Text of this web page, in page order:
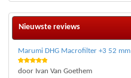
Nieuwste reviews
Marumi DHG Macrofilter +3 52 mm
Waardering
door Ivan Van Goethem